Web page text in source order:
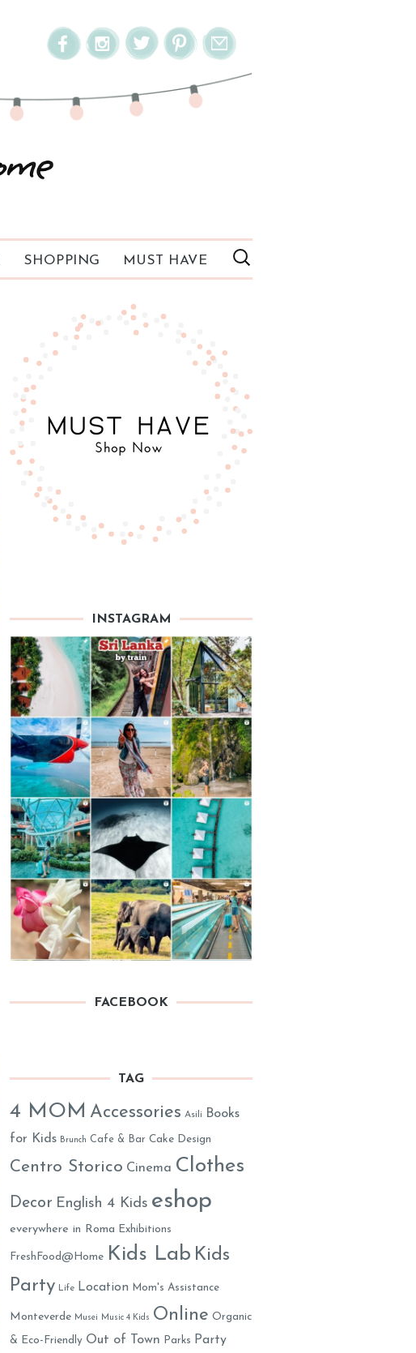
SHOPPING MUST HAVE
INSTAGRAM
FACEBOOK
TAG
4 MOM Accessories Asili
Books
for Kids Brunch Cafe & Bar Cake Design
Centro Storico Cinema Clothes
Decor English 4 Kids eshop
everywhere in Roma Exhibitions
FreshFood@Home Kids Lab Kids
Party Life Location Mom's Assistance
Monteverde Musei Music 4 Kids Online Organic
& Eco-Friendly Out of Town Parks
Party